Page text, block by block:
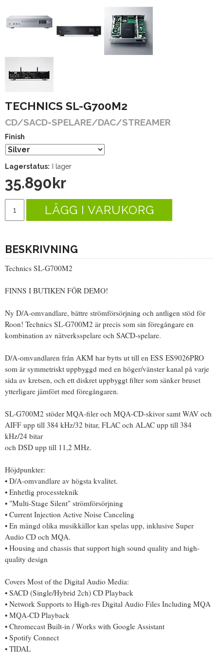
TECHNICS SL-G700M2
CD/SACD-SPELARE/DAC/STREAMER
Finish
Lagerstatus: I lager
35.890kr
LÄGG I VARUKORG
BESKRIVNING
Technics SL-G700M2
FINNS I BUTIKEN FÖR DEMO!
Ny D/A-omvandlare, bättre strömförsörjning och antligen stöd för
Roon! Technics SL-G700M2 är precis som sin föregångare en
kombination av nätverksspelare och SACD-spelare.
D/A-omvandlaren från AKM har bytts ut till en ESS ES9026PRO
som är symmetriskt uppbyggd med en höger/vänster kanal på varje
sida av kretsen, och ett diskret uppbyggt filter som sänker bruset
ytterligare jämfört med föregångaren.
SL-G700M2 stöder MQA-filer och MQA-CD-skivor samt WAV och
AIFF upp till 384 kHz/32 bitar, FLAC och ALAC upp till 384
kHz/24 bitar
och DSD upp till 11,2 MHz.
Höjdpunkter:
• D/A-omvandlare av högsta kvalitet.
• Enhetlig processteknik
• "Multi-Stage Silent" strömförsörjning
• Current Injection Active Noise Canceling
• En mängd olika musikkällor kan spelas upp, inklusive Super
Audio CD och MQA.
• Housing and chassis that support high sound quality and high-
quality design
Covers Most of the Digital Audio Media:
• SACD (Single/Hybrid 2ch) CD Playback
• Network Supports to High-res Digital Audio Files Including MQA
• MQA-CD Playback
• Chromecast Built-in / Works with Google Assistant
• Spotify Connect
• TIDAL